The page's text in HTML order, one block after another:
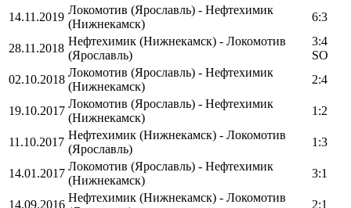
14.11.2019
Локомотив (Ярославль) - Нефтехимик
(Нижнекамск)
6:3
28.11.2018
Нефтехимик (Нижнекамск) - Локомотив
(Ярославль)
3:4
SO
02.10.2018
Локомотив (Ярославль) - Нефтехимик
(Нижнекамск)
2:4
19.10.2017
Локомотив (Ярославль) - Нефтехимик
(Нижнекамск)
1:2
11.10.2017
Нефтехимик (Нижнекамск) - Локомотив
(Ярославль)
1:3
14.01.2017
Локомотив (Ярославль) - Нефтехимик
(Нижнекамск)
3:1
14.09.2016
Нефтехимик (Нижнекамск) - Локомотив
2:1